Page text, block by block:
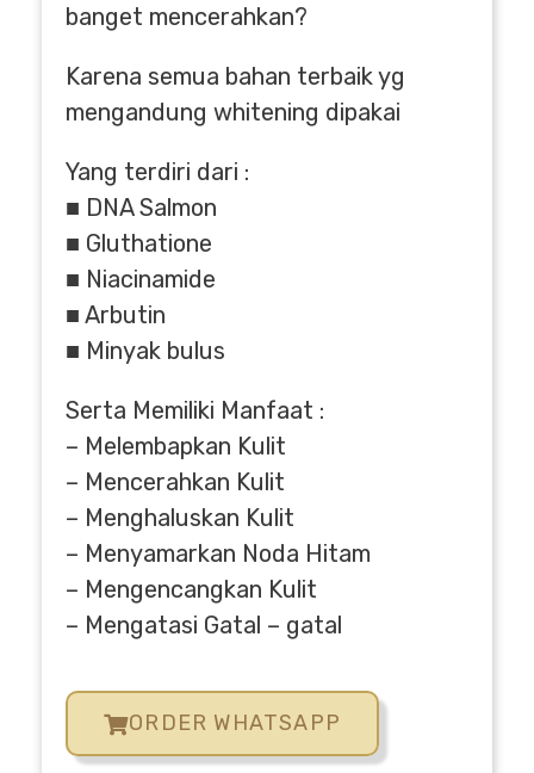
banget mencerahkan?
Karena semua bahan terbaik yg
mengandung whitening dipakai
Yang terdiri dari :
■ DNA Salmon
■ Gluthatione
■ Niacinamide
■ Arbutin
■ Minyak bulus
Serta Memiliki Manfaat :
– Melembapkan Kulit
– Mencerahkan Kulit
– Menghaluskan Kulit
– Menyamarkan Noda Hitam
– Mengencangkan Kulit
– Mengatasi Gatal – gatal
ORDER WHATSAPP